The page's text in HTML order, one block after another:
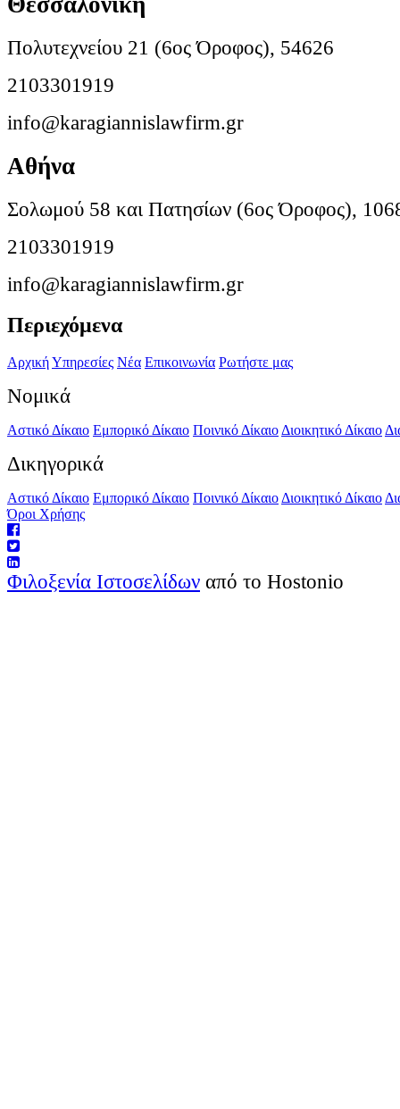
Πολυτεχνείου 21 (6ος Όροφος), 54626
2103301919
info@karagiannislawfirm.gr
Αθήνα
Σολωμού 58 και Πατησίων (6ος Όροφος),
2103301919
info@karagiannislawfirm.gr
Περιεχόμενα
ΑρχικήΥπηρεσίες Νέα Επικοινωνία Ρωτήστε μας
Νομικά
Αστικό Δίκαιο Εμπορικό Δίκαιο Ποινικό Δίκαιο Διοικητικό Δίκαιο
Δικηγορικά
Αστικό Δίκαιο Εμπορικό Δίκαιο Ποινικό Δίκαιο Διοικητικό Δίκαιο
Όροι Χρήσης
Φιλοξενία Ιστοσελίδων από το Hostonio